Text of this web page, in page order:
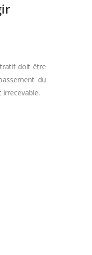
doit être
du
irrecevable.